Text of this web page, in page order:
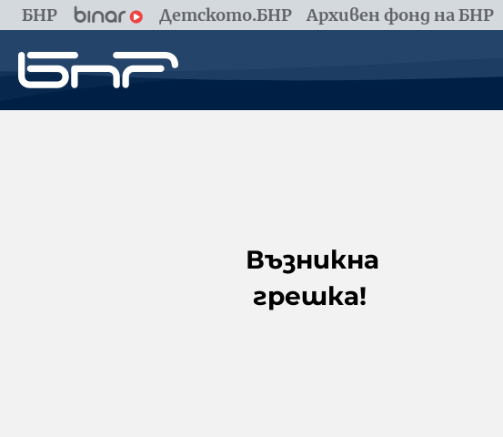
БНР Детското.БНР Архивен фонд на БНР
Възникна
грешка!